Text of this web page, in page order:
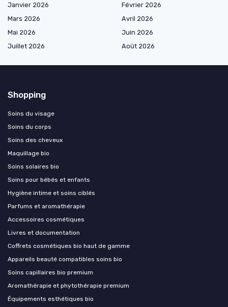
Janvier 2026
Février 2026
Mars 2026
Avril 2026
Mai 2026
Juin 2026
Juillet 2026
Août 2026
Shopping
Soins du visage
Soins du corps
Soins des cheveux
Maquillage bio
Soins solaires bio
Soins pour bébés et enfants
Hygiène intime et soins ciblés
Parfums et aromathérapie
Accessoires cosmétiques
Livres et documentation
Coffrets cosmétiques bio haut de gamme
Appareils beauté compatibles soins bio
Soins capillaires bio premium
Aromathérapie et phytothérapie premium
Équipements esthétiques bio